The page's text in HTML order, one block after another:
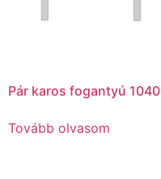
Pár karos fogantyú 1040
Tovább olvasom